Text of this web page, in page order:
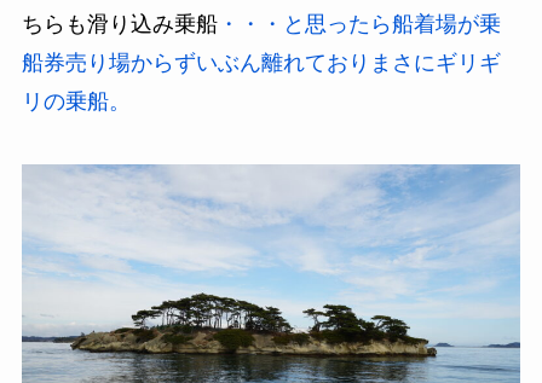
ちらも滑り込み乗船・・・と思ったら船着場が乗
船券売り場からずいぶん離れておりまさにギリギ
リの乗船。